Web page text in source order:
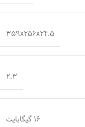
359x256x24.5
2.3
16 گیگابایت